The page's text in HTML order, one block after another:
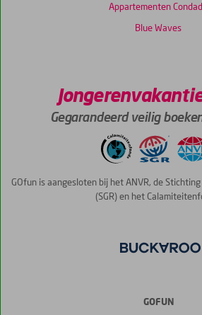
Appartementen
Blue Waves
Gegarandeerd veilig
GOfun is aangesloten bij het ANVR, de
(SGR) en het
GOFUN